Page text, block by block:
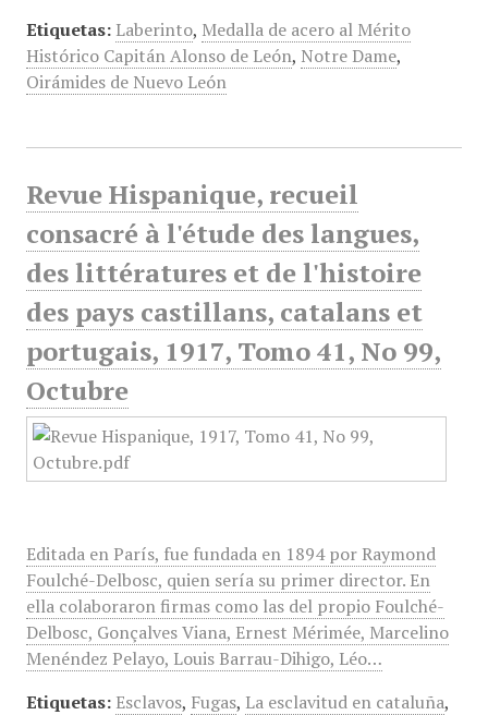
Etiquetas: Laberinto, Medalla de acero al Mérito
Histórico Capitán Alonso de León, Notre Dame,
Oirámides de Nuevo León
Revue Hispanique, recueil
consacré à l'étude des langues,
des littératures et de l'histoire
des pays castillans, catalans et
portugais, 1917, Tomo 41, No 99,
Octubre
Editada en París, fue fundada en 1894 por Raymond
Foulché-Delbosc, quien sería su primer director. En
ella colaboraron firmas como las del propio Foulché-
Delbosc, Gonçalves Viana, Ernest Mérimée, Marcelino
Menéndez Pelayo, Louis Barrau-Dihigo, Léo…
Etiquetas: Esclavos, Fugas, La esclavitud en cataluña,